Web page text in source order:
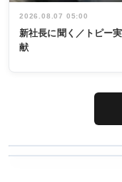
2026.08.07 05:00
新社長に聞く／トピー
献